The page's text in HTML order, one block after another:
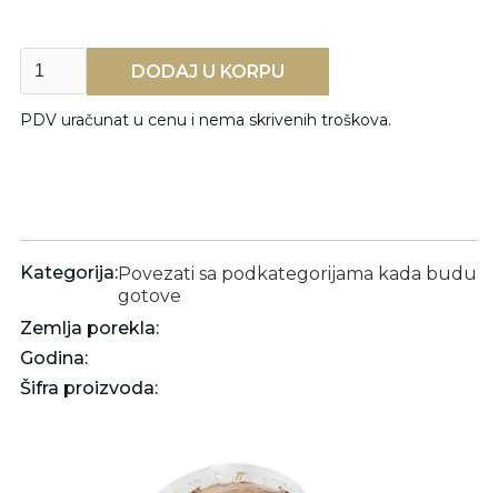
PDV uračunat u cenu i nema skrivenih troškova.
Kategorija:Povezati sa podkategorijama kada budu
gotove
Zemlja porekla:
Godina:
Šifra proizvoda: